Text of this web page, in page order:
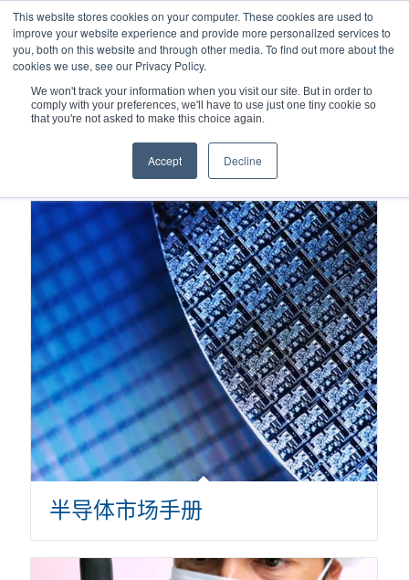
This website stores cookies on your computer. These cookies are used to
improve your website experience and provide more personalized services to
you, both on this website and through other media. To find out more about the
cookies we use, see our Privacy Policy.
We won't track your information when you visit our site. But in order to
comply with your preferences, we'll have to use just one tiny cookie so
that you're not asked to make this choice again.
Accept Decline
您现在的位置： 主页 / 半导体设备室子系统 / 静电卡盘基座
半导体市场手册